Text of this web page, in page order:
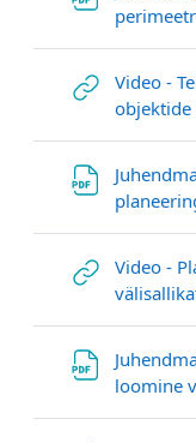
Video -
Video -
loomine